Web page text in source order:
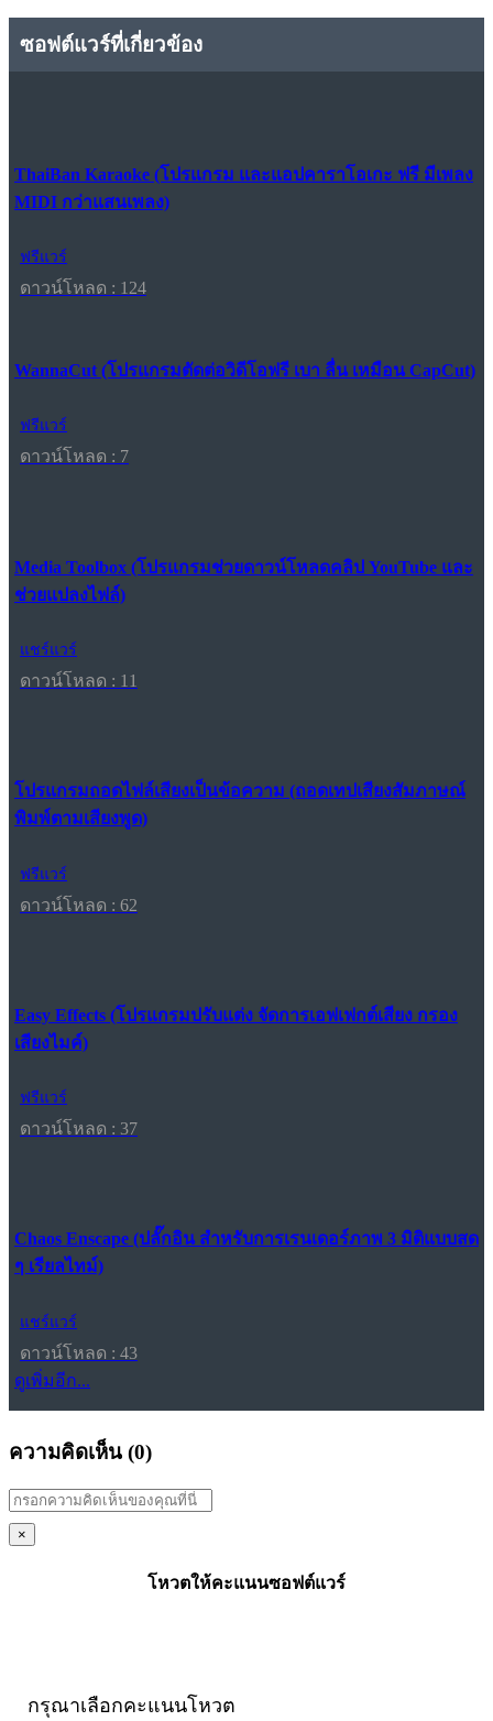
ซอฟต์แวร์ที่เกี่ยวข้อง
ThaiBan Karaoke (โปรแกรม และแอปคาราโอเกะ ฟรี มีเพลง
MIDI กว่าแสนเพลง)
ฟรีแวร์
ดาวน์โหลด : 124
WannaCut (โปรแกรมตัดต่อวิดีโอฟรี เบา ลื่น เหมือน CapCut)
ฟรีแวร์
ดาวน์โหลด : 7
Media Toolbox (โปรแกรมช่วยดาวน์โหลดคลิป YouTube และ
ช่วยแปลงไฟล์)
แชร์แวร์
ดาวน์โหลด : 11
โปรแกรมถอดไฟล์เสียงเป็นข้อความ (ถอดเทปเสียงสัมภาษณ์
พิมพ์ตามเสียงพูด)
ฟรีแวร์
ดาวน์โหลด : 62
Easy Effects (โปรแกรมปรับแต่ง จัดการเอฟเฟกต์เสียง กรอง
เสียงไมค์)
ฟรีแวร์
ดาวน์โหลด : 37
Chaos Enscape (ปลั๊กอิน สำหรับการเรนเดอร์ภาพ 3 มิติแบบสด
ๆ เรียลไทม์)
แชร์แวร์
ดาวน์โหลด : 43
ดูเพิ่มอีก...
ความคิดเห็น (0)
×
โหวตให้คะแนนซอฟต์แวร์
กรุณาเลือกคะแนนโหวต